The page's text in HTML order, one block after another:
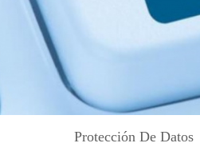
Protección De Datos